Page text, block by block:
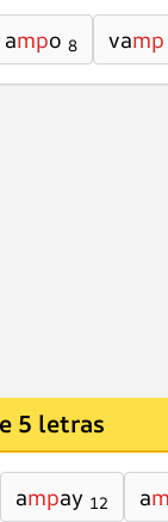
ampo 8 vamp
5 letras
ampay 12 a